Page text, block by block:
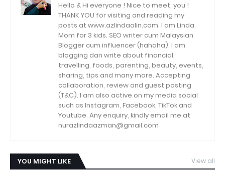
Hello & Hi everyone ! Nice to meet, you !
THANK YOU for visiting and reading my
posts at www.azlindaalin.com. I am Linda.
Mom for 3 kids. SEO writer cum Malaysian
Blogger cum influencer (hahaha). I am
blogging dan write about financial,
travelling, foods, parenting, beauty, events,
sharing, tips and many more. Accepting
collaboration, review and guest posting
(T&C). I am also active on my media social
such as Instagram, Facebook, TikTok and
Youtube. Any enquiry, kindly email me at
nurazlindaazman@gmail.com
YOU MIGHT LIKE View all